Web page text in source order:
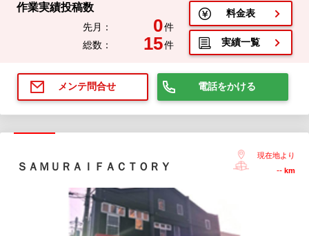
作業実績投稿数
先月： 0件
総数：
15件
料金表
実績一覧
メンテ問合せ 電話をかける
ＳＡＭＵＲＡＩＦＡＣＴＯＲＹ
現在地より
-- km